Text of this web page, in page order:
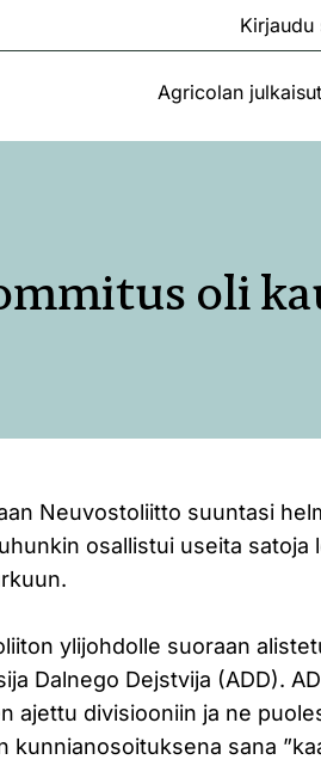
Kirjaudu
Agricolan julkaisut
oli
Neuvostoliitto suuntasi
osallistui useita satoja
ylijohdolle suoraan
Dalnego Dejstvija (ADD).
ajettu divisiooniin ja ne
kunnianosoituksena sana